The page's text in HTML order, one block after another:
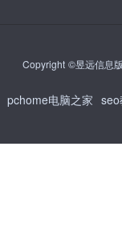
Copyright ©昱远信息
pchome电脑之家